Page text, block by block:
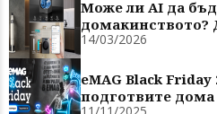
Може ли AI да
домакинството?
14/03/2026
eMAG Black Friday
подготвите дома
11/11/2025